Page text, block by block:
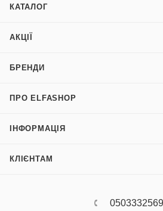
КАТАЛОГ
АКЦІЇ
БРЕНДИ
ПРО ELFASHOP
ІНФОРМАЦІЯ
КЛІЄНТАМ
0503332569